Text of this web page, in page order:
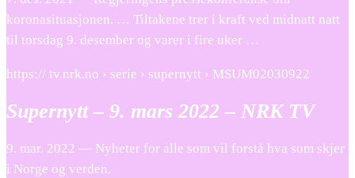
koronasituasjonen. … Tiltakene trer i kraft ved midnatt natt
til torsdag 9. desember og varer i fire uker …
https:// tv.nrk.no › serie › supernytt › MSUM02030922
Supernytt – 9. mars 2022 – NRK TV
9. mar. 2022 — Nyheter for alle som vil forstå hva som skjer
i Norge og verden.